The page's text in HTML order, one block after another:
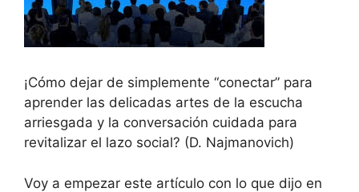
¡Cómo dejar de simplemente “conectar” para
aprender las delicadas artes de la escucha
arriesgada y la conversación cuidada para
revitalizar el lazo social? (D. Najmanovich)
Voy a empezar este artículo con lo que dijo en